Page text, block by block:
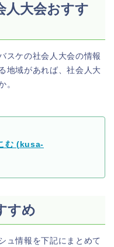
人大会おすす
スケの社会人大会の情報
地域があれば、社会人大
。
む (kusa-
すめ
ュ情報を下記にまとめて